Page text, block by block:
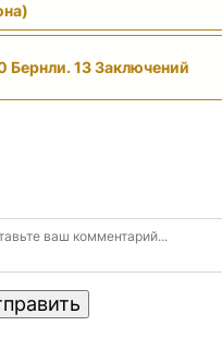
Бернли. 13 Заключений